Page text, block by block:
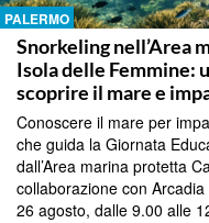
PALERMO
Snorkeling nell’Area
Isola delle Femmine:
scoprire il mare e
Conoscere il mare per
che guida la Giornata
dall’Area marina protetta
collaborazione con
26 agosto, dalle 9.00 alle